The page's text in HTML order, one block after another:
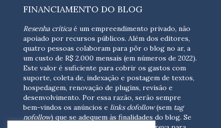
FINANCIAMENTO DO BLOG
Resenha críticaé um empreendimento privado, não
apoiado por recursos públicos. Além dos editores,
quatro pessoas colaboram para pôr o blog no ar, a
um custo de R$ 2.000 mensais (em números de 2022).
Este valor é suficiente para cobrir os gastos com
suporte, coleta de, indexação e postagem de textos,
hospedagem, renovação de plugins, revisão e
desenvolvimento. Por essa razão, serão sempre
bem-vindos os anúncios e links dofollow(sem tag
nofollow) que se adequem às finalidades do blog. Se